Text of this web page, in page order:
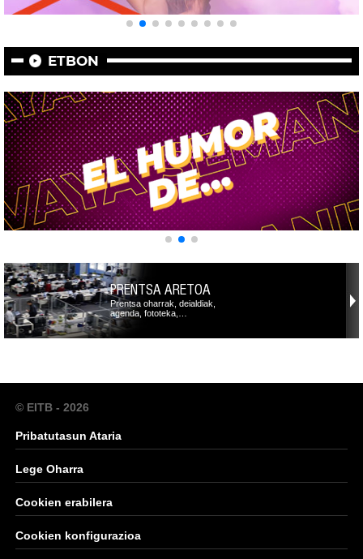
ETBON
PRENTSA ARETOA
Prentsa oharrak, deialdiak,
agenda, fototeka,…
© EITB - 2026
Pribatutasun Ataria
Lege Oharra
Cookien erabilera
Cookien konfigurazioa